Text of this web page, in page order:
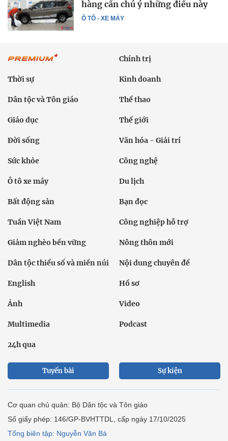
Ô TÔ - XE MÁY
hàng cần chú ý những điều này
Chính trị
Thời sự Kinh doanh
Dân tộc và Tôn giáo Thể thao
Giáo dục Thế giới
Đời sống Văn hóa - Giải trí
Sức khỏe Công nghệ
Ô tô xe máy Du lịch
Bất động sản Bạn đọc
Tuần Việt Nam Công nghiệp hỗ trợ
Giảm nghèo bền vững Nông thôn mới
Dân tộc thiểu số và miền núi Nội dung chuyên đề
English Hồ sơ
Ảnh Video
Multimedia Podcast
24h qua
Tuyến bài Sự kiện
Cơ quan chủ quản: Bộ Dân tộc và Tôn giáo
Số giấy phép: 146/GP-BVHTTDL, cấp ngày 17/10/2025
Tổng biên tập: Nguyễn Văn Bá